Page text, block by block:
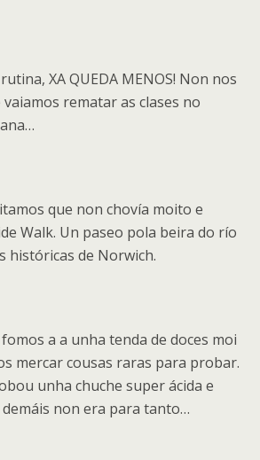
XA QUEDA MENOS! Non nos
rematar as clases no
que non chovía moito e
Walk. Un paseo pola beira do río
históricas de Norwich.
a a unha tenda de doces moi
mercar cousas raras para probar.
unha chuche super ácida e
demáis non era para tanto…